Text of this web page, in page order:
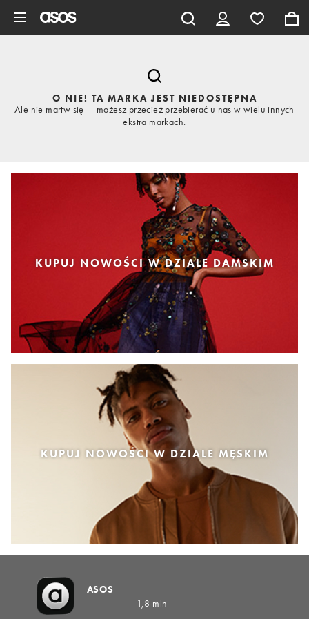
O NIE! TA MARKA JEST NIEDOSTĘPNA
Ale nie martw się — możesz przecież przebierać u nas w wielu innych
ekstra markach.
KUPUJ NOWOŚCI W DZIALE DAMSKIM
KUPUJ NOWOŚCI W DZIALE MĘSKIM
ASOS
1,8 mln